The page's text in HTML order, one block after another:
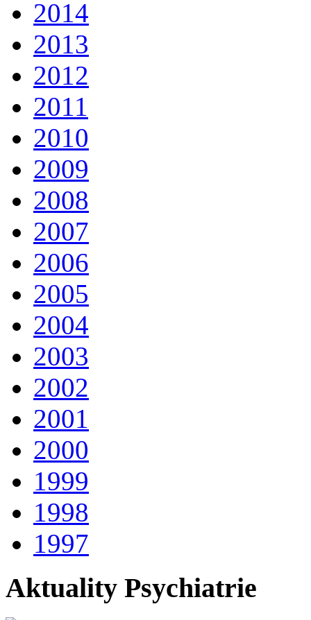
2014
2013
2012
2011
2010
2009
2008
2007
2006
2005
2004
2003
2002
2001
2000
1999
1998
1997
Aktuality Psychiatrie